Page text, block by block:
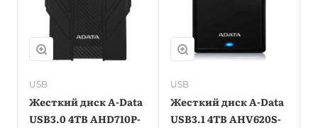
USB
Жесткий диск A-Data
USB3.0 4TB AHD710P-
USB
Жесткий диск A-Data
USB3.1 4TB AHV620S-